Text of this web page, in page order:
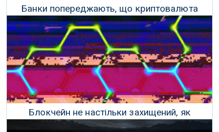
Банки попереджають, що криптовалюта
може замінити долар протягом п'яти років
30 Серпня 2021 р.
Блокчейн не настільки захищений, як
стверджують його апологети